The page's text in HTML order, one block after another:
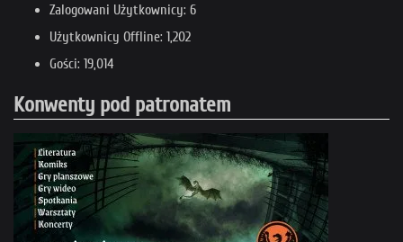
Zalogowani Użytkownicy: 6
Użytkownicy Offline: 1,202
Gości: 19,014
Konwenty pod patronatem